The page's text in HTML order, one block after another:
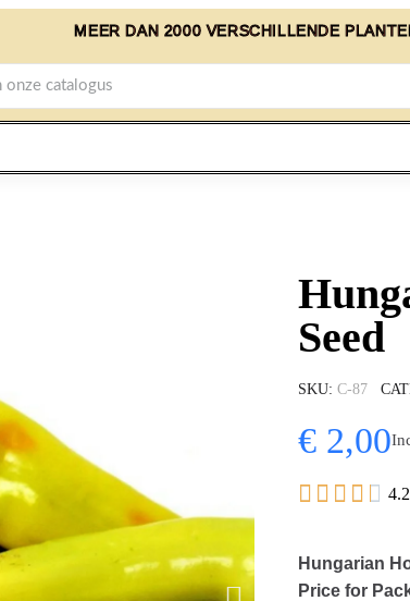
MEER DAN 2000 VERSCHILLENDE
Seed
SKU C-87
€ 2,00
     4.2
Hungarian
Price for